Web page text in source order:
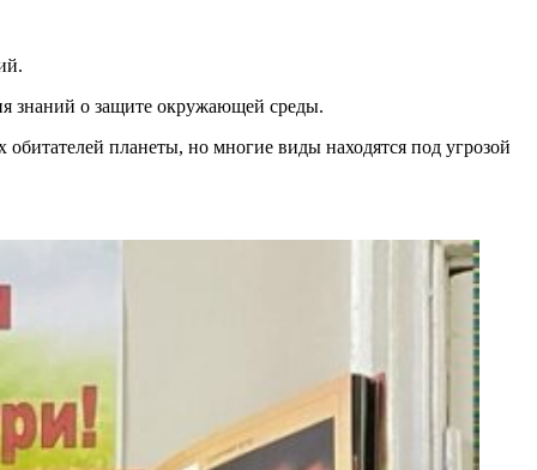
знаний о защите окружающей среды.
планеты, но многие виды находятся под угрозой